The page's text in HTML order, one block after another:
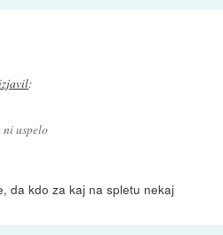
:
uspelo
da kdo za kaj na spletu nekaj